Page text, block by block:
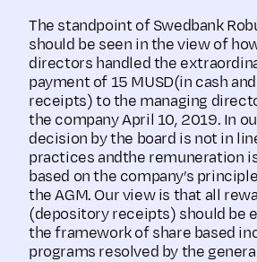
The standpoint of Swedbank
should be seen in the view of
directors handled the
payment of 15 MUSD(in cash
receipts) to the managing
the company April 10, 2019. In
decision by the board is not in
practices andthe remuneration
based on the company’s
the AGM. Our view is that all
(depository receipts) should be
the framework of share based
programs resolved by the